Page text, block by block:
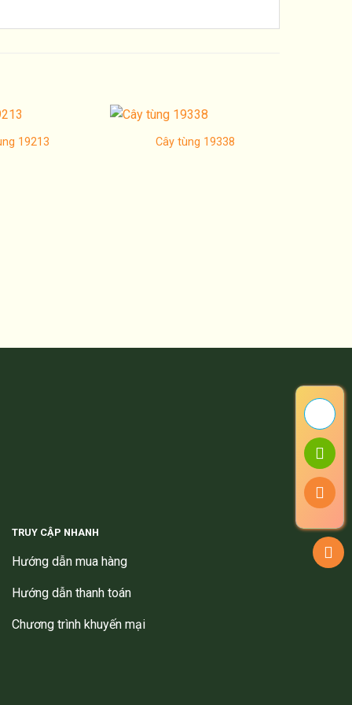
19213 Cây tùng 19338
TRUY CẬP NHANH
Hướng dẫn mua hàng
Hướng dẫn thanh toán
Chương trình khuyến mại